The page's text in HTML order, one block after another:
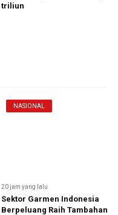
triliun
NASIONAL
20 jam yang lalu
Sektor Garmen Indonesia
Berpeluang Raih Tambahan